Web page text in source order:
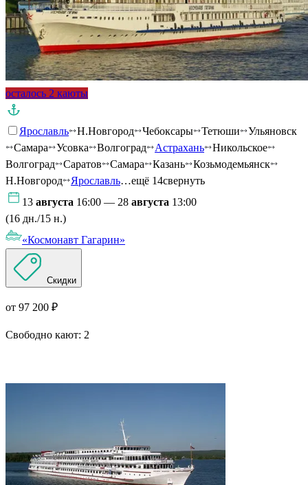
осталось 2 каюты
Ярославль Н.Новгород Чебоксары Тетюши
Ульяновск
Самара
Усовка Волгоград Астрахань
Никольское
Волгоград
Саратов Самара Казань
Козьмодемьянск
Н.Новгород
Ярославль…ещё 14свернуть
13 августа 16:00 — 28 августа 13:00
(16 дн./15 н.)
«Космонавт Гагарин»
Скидки
от 97 200 ₽
Свободно кают: 2